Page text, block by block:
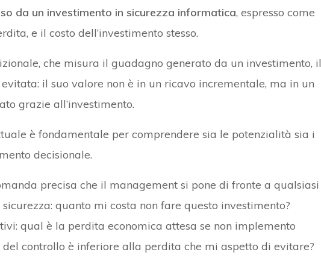
da un investimento in sicurezza informatica, espresso come
e il costo dell’investimento stesso.
che misura il guadagno generato da un investimento, il
il suo valore non è in un ricavo incrementale, ma in un
grazie all’investimento.
è fondamentale per comprendere sia le potenzialità sia i
decisionale.
precisa che il management si pone di fronte a qualsiasi
quanto mi costa non fare questo investimento?
qual è la perdita economica attesa se non implemento
controllo è inferiore alla perdita che mi aspetto di evitare?